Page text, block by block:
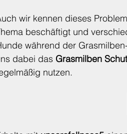
wir kennen dieses
beschäftigt und
während der
dabei das Grasmilben
nutzen.